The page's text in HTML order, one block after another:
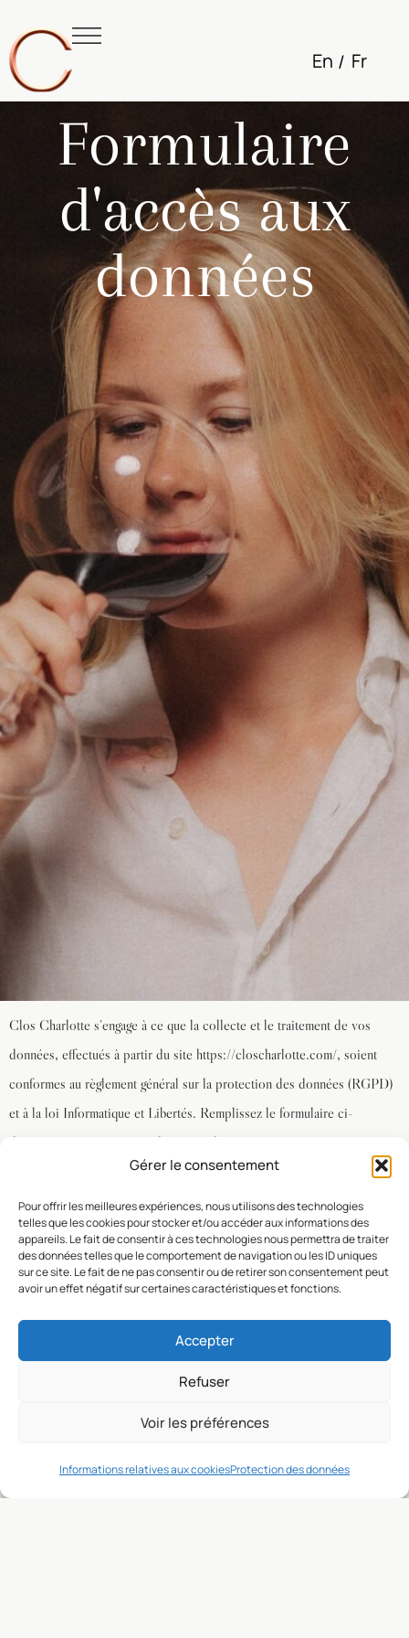
Gérer le consentement
Pour offrir les meilleures expériences, nous utilisons des technologies
telles que les cookies pour stocker et/ou accéder aux informations des
appareils. Le fait de consentir à ces technologies nous permettra de traiter
des données telles que le comportement de navigation ou les ID uniques
sur ce site. Le fait de ne pas consentir ou de retirer son consentement peut
avoir un effet négatif sur certaines caractéristiques et fonctions.
Accepter
Refuser
Voir les préférences
Informations relatives aux cookiesProtection des données
En Fr
Formulaire
d'accès aux
données
Clos Charlotte s’engage à ce que la collecte et le traitement de vos
données, effectués à partir du site https://closcharlotte.com/, soient
conformes au règlement général sur la protection des données (RGPD)
et à la loi Informatique et Libertés. Remplissez le formulaire ci-
dessous. Nous vous répondrons rapidement.
Email*
En utilisant ce formulaire vous autorisez Clos Charlotte à utiliser
n’est cédée à des tiers.